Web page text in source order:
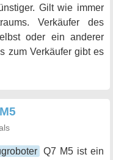
Gilt wie immer
Verkäufer des
oder ein anderer
zum Verkäufer gibt es
Q7 M5 ist ein